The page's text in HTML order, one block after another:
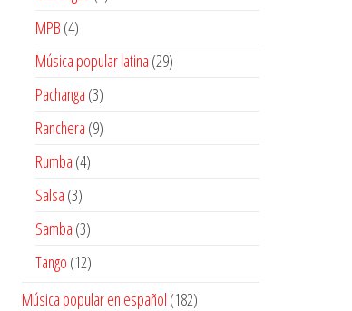
MPB 44
productos
Música popular latina 2929
Pachanga 33
productos
Ranchera 99
Rumba 44
Salsa 33
productos
Samba 33
productos
Tango 1212
Música popular en español 182182